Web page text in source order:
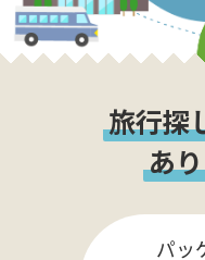
旅行探
あ
パッ